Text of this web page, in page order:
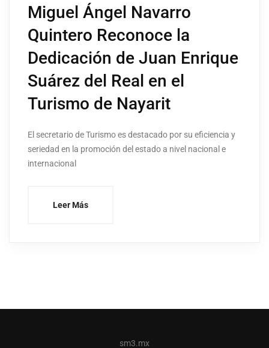
Miguel Ángel Navarro
Quintero Reconoce la
Dedicación de Juan Enrique
Suárez del Real en el
Turismo de Nayarit
El secretario de Turismo es destacado por su eficiencia y
seriedad en la promoción del estado a nivel nacional e
internacional
Leer Más
sm3.mx